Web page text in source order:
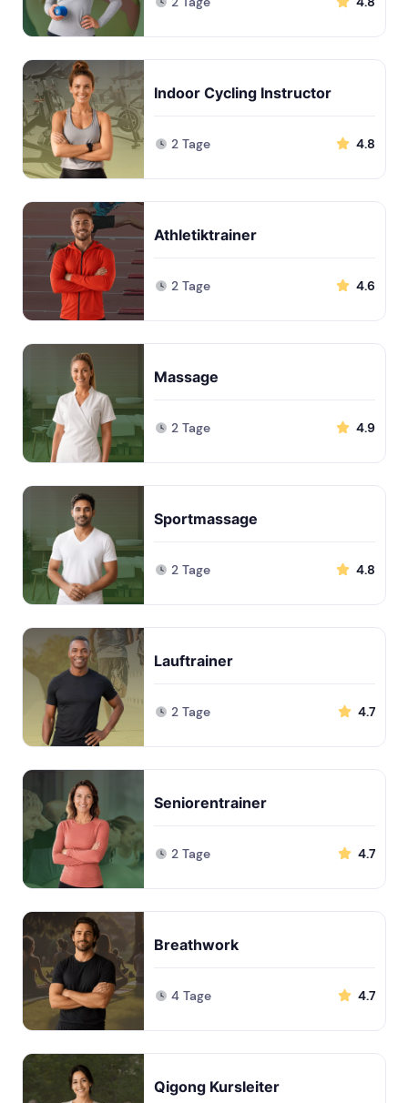
Indoor Cycling Instructor
2 Tage 4.8
Athletiktrainer
2 Tage 4.6
Massage
2 Tage 4.9
Sportmassage
2 Tage 4.8
Lauftrainer
2 Tage 4.7
Seniorentrainer
2 Tage 4.7
Breathwork
4 Tage 4.7
Qigong Kursleiter